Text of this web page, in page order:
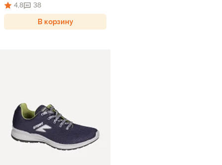
4,8 38
В корзину